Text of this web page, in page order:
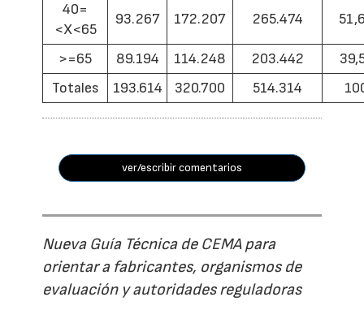
40=
<X<65
93.267 172.207 265.474
>=65 89.194 114.248 203.442
Totales
193.614 320.700 514.314
ver/escribir comentarios
Nueva Guía Técnica de CEMA para
orientar a fabricantes, organismos de
evaluación y autoridades reguladoras